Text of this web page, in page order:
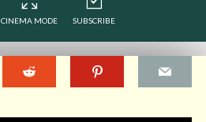
CINEMA MODE SUBSCRIBE